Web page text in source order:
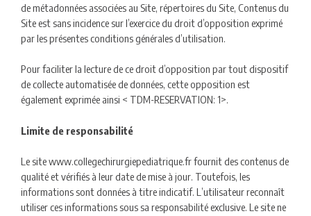
de métadonnées associées au Site, répertoires du Site, Contenus du
Site est sans incidence sur l’exercice du droit d’opposition exprimé
par les présentes conditions générales d’utilisation.
Pour faciliter la lecture de ce droit d’opposition par tout dispositif
de collecte automatisée de données, cette opposition est
également exprimée ainsi < TDM-RESERVATION: 1>.
Limite de responsabilité
Le site www.collegechirurgiepediatrique.fr fournit des contenus de
qualité et vérifiés à leur date de mise à jour. Toutefois, les
informations sont données à titre indicatif. L’utilisateur reconnaît
utiliser ces informations sous sa responsabilité exclusive. Le site ne